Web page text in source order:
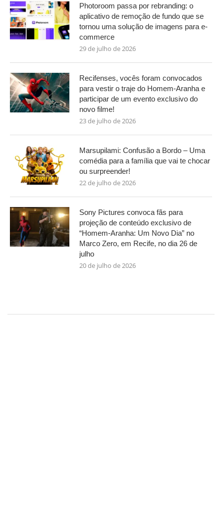
Photoroom passa por rebranding: o
aplicativo de remoção de fundo que se
tornou uma solução de imagens para e-
commerce
29 de julho de 2026
Recifenses, vocês foram convocados
para vestir o traje do Homem-Aranha e
participar de um evento exclusivo do
novo filme!
23 de julho de 2026
Marsupilami: Confusão a Bordo – Uma
comédia para a família que vai te chocar
ou surpreender!
22 de julho de 2026
Sony Pictures convoca fãs para
projeção de conteúdo exclusivo de
“Homem-Aranha: Um Novo Dia” no
Marco Zero, em Recife, no dia 26 de
julho
20 de julho de 2026